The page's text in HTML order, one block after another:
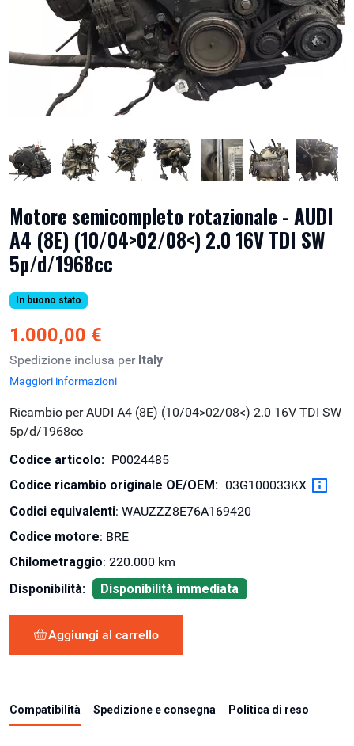
Motore semicompleto rotazionale - AUDI
A4 (8E) (10/04>02/08<) 2.0 16V TDI SW
5p/d/1968cc
In buono stato
1.000,00 €
Spedizione inclusa per Italy
Maggiori informazioni
Ricambio per AUDI A4 (8E) (10/04>02/08<) 2.0 16V TDI SW
5p/d/1968cc
Codice articolo: P0024485
Codice ricambio originale OE/OEM: 03G100033KX
Codici equivalenti: WAUZZZ8E76A169420
Codice motore: BRE
Chilometraggio: 220.000 km
Disponibilità:
Disponibilità immediata
Aggiungi al carrello
Compatibilità Spedizione e consegna Politica di reso